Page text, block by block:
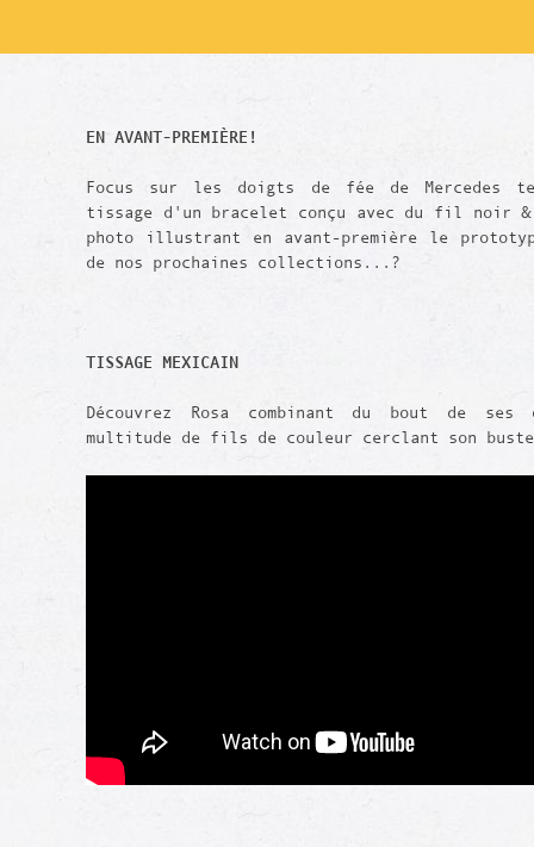
EN AVANT-PREMIÈRE!
Focus sur les doigts de fée de Mercedes
tissage d'un bracelet conçu avec du fil noir
photo illustrant en avant-première le
de nos prochaines collections...?
TISSAGE MEXICAIN
Découvrez Rosa combinant du bout de ses
multitude de fils de couleur cerclant son